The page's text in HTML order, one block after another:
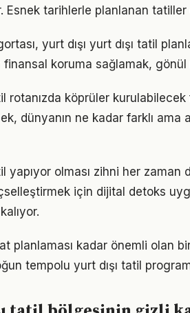
Esnek tarihlerle planlanan
yurt dışı yurt dışı tatil
koruma sağlamak, gönül
rotanızda köprüler
dünyanın ne kadar farklı ama
yapıyor olması zihni her
için dijital detoks
planlaması kadar önemli olan
tempolu yurt dışı tatil